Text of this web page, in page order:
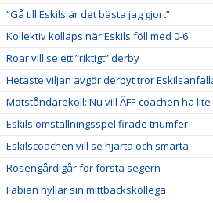
”Gå till Eskils är det bästa jag gjort”
Kollektiv kollaps när Eskils föll med 0-6
Roar vill se ett ”riktigt” derby
Hetaste viljan avgör derbyt tror
Motståndarekoll: Nu vill ÄFF-coachen ha
Eskils omställningsspel firade triumfer
Eskilscoachen vill se hjärta och smärta
Rosengård går för första segern
Fabian hyllar sin mittbackskollega